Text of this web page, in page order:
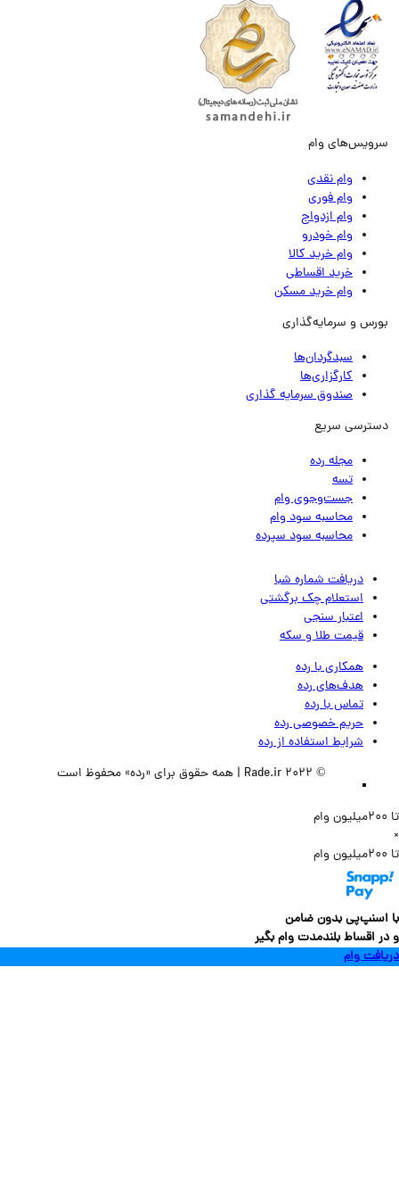
وام
وام نقدی
وام فوری
وام ازدواج
وام خودرو
وام خرید کالا
خرید اقساطی
وام خرید مسکن
و سرمایه‌گذاری
سبدگردان‌ها
کارگزاری‌ها
صندوق سرمایه گذاری
سریع
مجله رده
تسه
جست‌وجوی وام
محاسبه سود وام
محاسبه سود سپرده
دریافت شماره شبا
استعلام چک برگشتی
اعتبار سنجی
قیمت طلا و سکه
همکاری با رده
هدف‌های رده
تماس‌ با‌ رده
حریم خصوصی رده
شرایط استفاده از رده
بدون ضامن
بلندمدت وام بگیر
وام